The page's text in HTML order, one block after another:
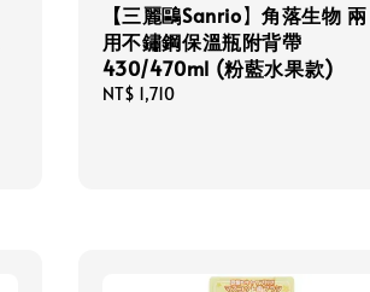
【三麗鷗Sanrio】角落生物 兩
用不鏽鋼保溫瓶附背帶
430/470ml (粉藍水果款)
Regular
NT$ 1,710